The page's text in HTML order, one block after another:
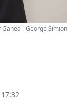
Ganea - George Simion